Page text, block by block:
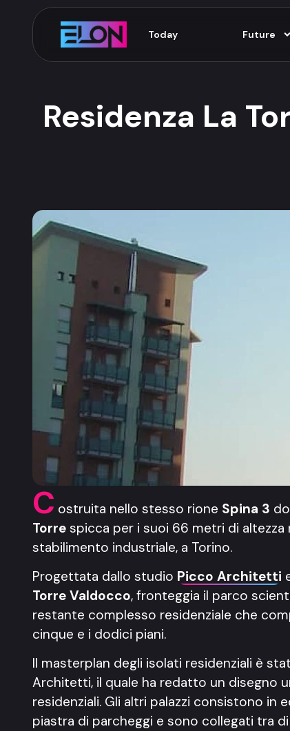
Today Future
Residenza La
C ostruita nello stesso rione Spina 3
Torre spicca per i suoi 66 metri di altezza
stabilimento industriale, a Torino.
Progettata dallo studio Picco Architetti
Torre Valdocco, fronteggia il parco
restante complesso residenziale che
cinque e i dodici piani.
Il masterplan degli isolati residenziali è
Architetti, il quale ha redatto un disegno
residenziali. Gli altri palazzi consistono in
piastra di parcheggi e sono collegati tra